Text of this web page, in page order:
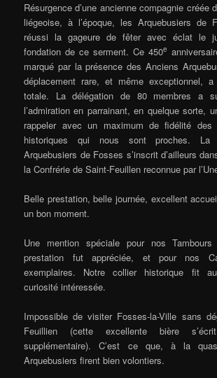
Résurgence d’une ancienne compagnie créée
liégeoise, à l’époque, les Arquebusiers de
réussi la gageure de fêter avec éclat le
fondation de ce serment. Ce 450e
marqué par la présence des Anciens
déplacement rare, et même exceptionnel,
totale. La délégation de 80 membres a
l’admiration en parrainant, en quelque sorte,
rappeler avec un maximum de fidélité des
historiques qui nous sont proches. La
Arquebusiers de Fosses s’inscrit d’ailleurs
la Confrérie de Saint-Feuillen reconnue par
Belle prestation, belle journée, excellent
un bon moment.
Une mention spéciale pour nos
prestation fut appréciée, et pour nos
exemplaires. Notre collier historique fit
curiosité intéressée.
Impossible de visiter Fosses-la-Ville sans
Feuillien (cette excellente bière
supplémentaire). C’est ce que, à la
Arquebusiers firent bien volontiers.